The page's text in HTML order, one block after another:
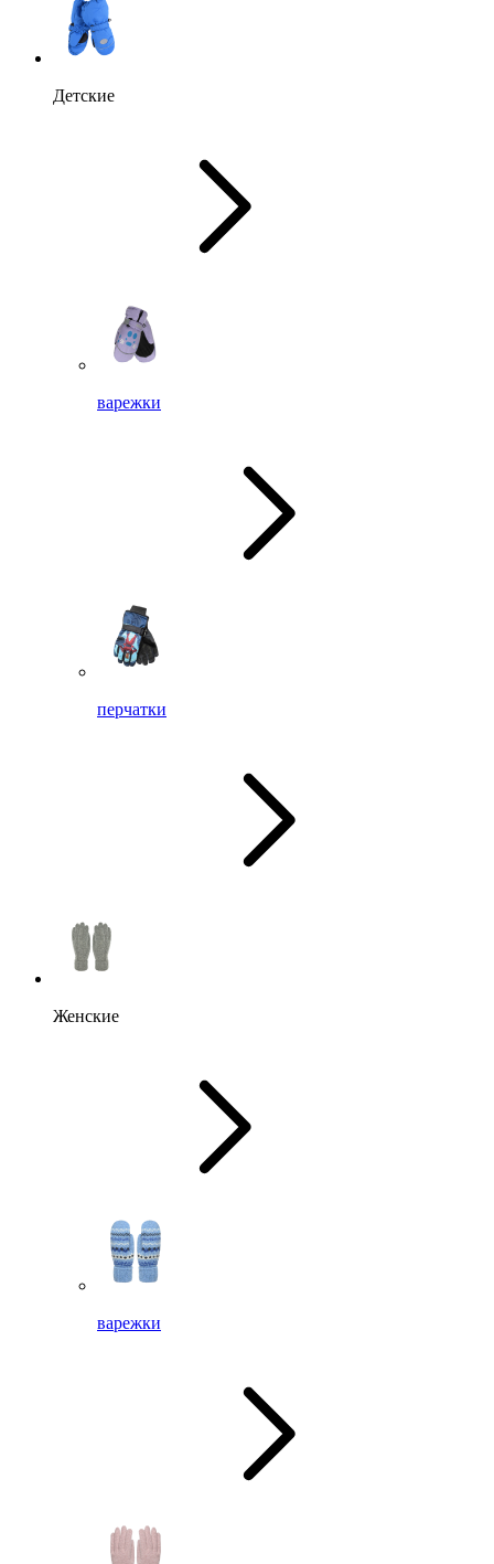
Детские
варежки
перчатки
Женские
варежки